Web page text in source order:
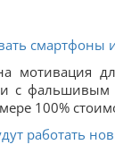
смартфоны
мотивация
с
100%
работать